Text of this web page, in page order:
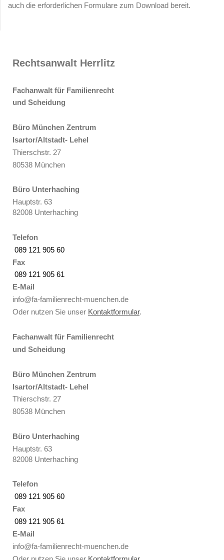
auch die erforderlichen Formulare zum Download bereit.
Rechtsanwalt Herrlitz
Fachanwalt für Familienrecht
und Scheidung
Büro München Zentrum
Isartor/Altstadt- Lehel
Thierschstr. 27
80538 München
Büro Unterhaching
Hauptstr. 63
82008 Unterhaching
Telefon
089 121 905 60
Fax
089 121 905 61
E-Mail
info@fa-familienrecht-muenchen.de
Oder nutzen Sie unser Kontaktformular.
Fachanwalt für Familienrecht
und Scheidung
Büro München Zentrum
Isartor/Altstadt- Lehel
Thierschstr. 27
80538 München
Büro Unterhaching
Hauptstr. 63
82008 Unterhaching
Telefon
089 121 905 60
Fax
089 121 905 61
E-Mail
info@fa-familienrecht-muenchen.de